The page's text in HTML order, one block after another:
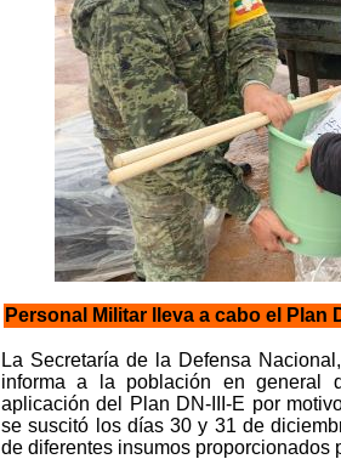
Personal Militar lleva a cabo el Plan
La Secretaría de la Defensa
informa a la población en general
aplicación del Plan DN-III-E por
se suscitó los días 30 y 31 de
de diferentes insumos